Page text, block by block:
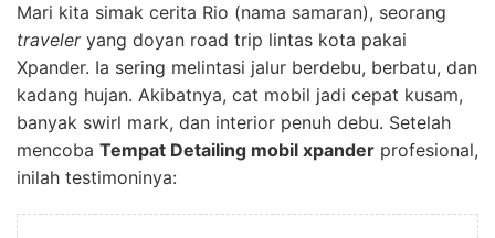
Mari kita simak cerita Rio (nama samaran), seorang
traveleryang doyan road trip lintas kota pakai
Xpander. Ia sering melintasi jalur berdebu, berbatu, dan
kadang hujan. Akibatnya, cat mobil jadi cepat kusam,
banyak swirl mark, dan interior penuh debu. Setelah
mencoba Tempat Detailing mobil xpander profesional,
inilah testimoninya: